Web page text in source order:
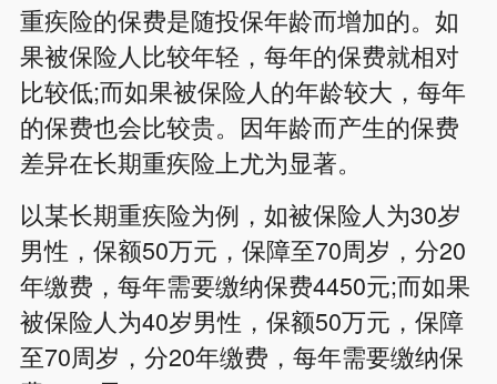
重疾险的保费是随投保年龄而增加的。如
果被保险人比较年轻，每年的保费就相对
比较低;而如果被保险人的年龄较大，每年
的保费也会比较贵。因年龄而产生的保费
差异在长期重疾险上尤为显著。
以某长期重疾险为例，如被保险人为30岁
男性，保额50万元，保障至70周岁，分20
年缴费，每年需要缴纳保费4450元;而如果
被保险人为40岁男性，保额50万元，保障
至70周岁，分20年缴费，每年需要缴纳保